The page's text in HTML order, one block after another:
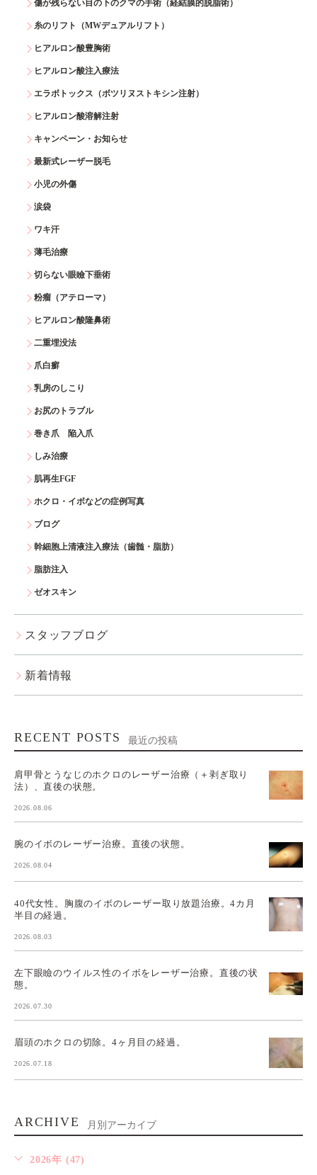
傷が残らない目の下のクマの手術（経結膜的脱脂術）
糸のリフト（MWデュアルリフト）
ヒアルロン酸豊胸術
ヒアルロン酸注入療法
エラボトックス（ボツリヌストキシン注射）
ヒアルロン酸溶解注射
キャンペーン・お知らせ
最新式レーザー脱毛
小児の外傷
涙袋
ワキ汗
薄毛治療
切らない眼瞼下垂術
粉瘤（アテローマ）
ヒアルロン酸隆鼻術
二重埋没法
爪白癬
乳房のしこり
お尻のトラブル
巻き爪 陥入爪
しみ治療
肌再生FGF
ホクロ・イボなどの症例写真
ブログ
幹細胞上清液注入療法（歯髄・脂肪）
脂肪注入
ゼオスキン
スタッフブログ
新着情報
RECENT POSTS 最近の投稿
肩甲骨とうなじのホクロのレーザー治療（＋剥ぎ取り
法）、直後の状態。
2026.08.06
腕のイボのレーザー治療。直後の状態。
2026.08.04
40代女性。胸腹のイボのレーザー取り放題治療。4カ月
半目の経過。
2026.08.03
左下眼瞼のウイルス性のイボをレーザー治療。直後の状
態。
2026.07.30
眉頭のホクロの切除。4ヶ月目の経過。
2026.07.18
ARCHIVE 月別アーカイブ
2026年 (47)